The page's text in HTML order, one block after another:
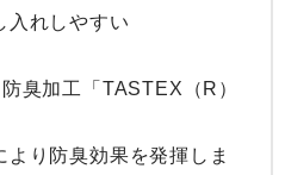
入れしやすい
臭加工「TASTEX（R）
り防臭効果を発揮しま